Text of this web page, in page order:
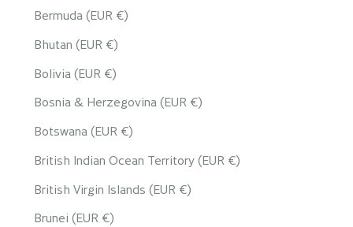
Bermuda (EUR €)
Bhutan (EUR €)
Bolivia (EUR €)
Bosnia & Herzegovina (EUR €)
Botswana (EUR €)
British Indian Ocean Territory (EUR €)
British Virgin Islands (EUR €)
Brunei (EUR €)